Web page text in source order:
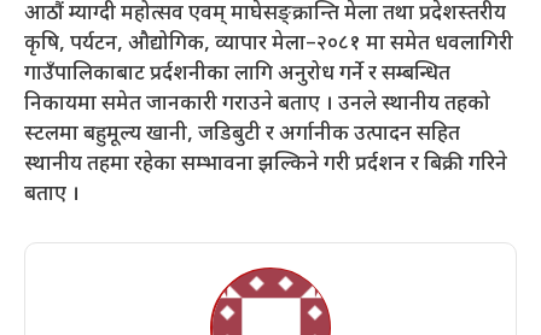
आठौं म्याग्दी महोत्सव एवम् माघेसङ्क्रान्ति मेला तथा प्रदेशस्तरीय
कृषि, पर्यटन, औद्योगिक, व्यापार मेला–२०८१ मा समेत धवलागिरी
गाउँपालिकाबाट प्रर्दशनीका लागि अनुरोध गर्ने र सम्बन्धित
निकायमा समेत जानकारी गराउने बताए । उनले स्थानीय तहको
स्टलमा बहुमूल्य खानी, जडिबुटी र अर्गानीक उत्पादन सहित
स्थानीय तहमा रहेका सम्भावना झल्किने गरी प्रर्दशन र बिक्री गरिने
बताए ।